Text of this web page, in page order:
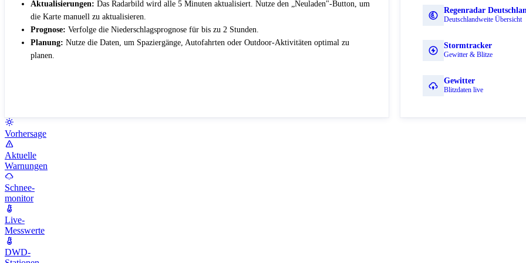
Aktualisierungen: Das Radarbild wird alle 5 Minuten aktualisiert. Nutze den „Neuladen"-Button, um
die Karte manuell zu aktualisieren.
Prognose: Verfolge die Niederschlagsprognose für bis zu 2 Stunden.
Planung: Nutze die Daten, um Spaziergänge, Autofahrten oder Outdoor-Aktivitäten optimal zu
planen.
Regenradar
Deutschlandweite Übersicht
Stormtracker
Gewitter & Blitze
Gewitter
Blitzdaten live
Vorhersage
Aktuelle
Warnungen
Schnee-
monitor
Live-
Messwerte
DWD-